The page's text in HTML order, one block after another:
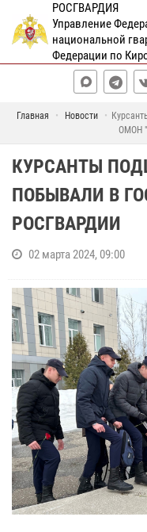
РОСГВАРДИЯ
Управление
национальной
Федерации по
Главная Новости
ОМОН
КУРСАНТЫ
ПОБЫВАЛИ В
РОСГВАРДИИ
02 марта 2024, 09:00